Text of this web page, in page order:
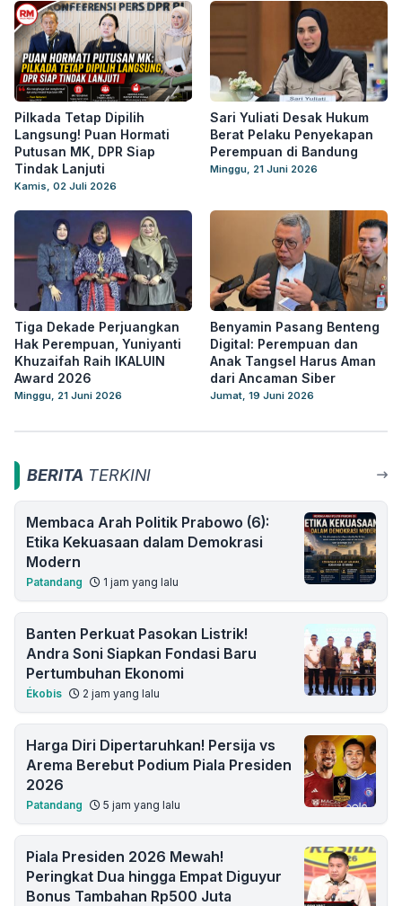
Pilkada Tetap Dipilih
Langsung! Puan Hormati
Putusan MK, DPR Siap
Tindak Lanjuti
Kamis, 02 Juli 2026
Sari Yuliati Desak Hukum
Berat Pelaku Penyekapan
Perempuan di Bandung
Minggu, 21 Juni 2026
Tiga Dekade Perjuangkan
Hak Perempuan, Yuniyanti
Khuzaifah Raih IKALUIN
Award 2026
Minggu, 21 Juni 2026
Benyamin Pasang Benteng
Digital: Perempuan dan
Anak Tangsel Harus Aman
dari Ancaman Siber
Jumat, 19 Juni 2026
BERITA TERKINI
Membaca Arah Politik Prabowo (6):
Etika Kekuasaan dalam Demokrasi
Modern
Patandang 1 jam yang lalu
Banten Perkuat Pasokan Listrik!
Andra Soni Siapkan Fondasi Baru
Pertumbuhan Ekonomi
Ékobis 2 jam yang lalu
Harga Diri Dipertaruhkan! Persija vs
Arema Berebut Podium Piala Presiden
2026
Patandang 5 jam yang lalu
Piala Presiden 2026 Mewah!
Peringkat Dua hingga Empat Diguyur
Bonus Tambahan Rp500 Juta